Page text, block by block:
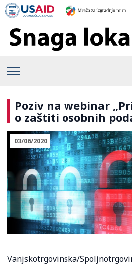
Poziv na webinar
o zaštiti osobnih
03/06/2020
Vanjskotrgovinska/